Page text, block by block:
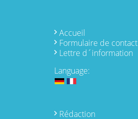
Accueil
Formulaire de contact
Lettre d´information
Language:
Rédaction